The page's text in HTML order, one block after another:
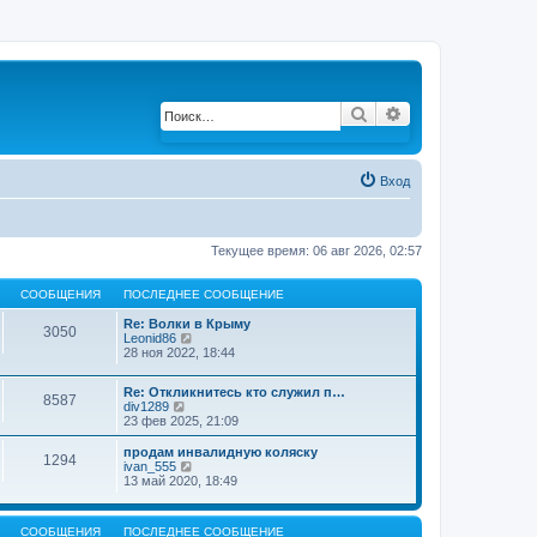
Поиск
Вход
Текущее время: 06 авг 2026, 02:57
СООБЩЕНИЯ ПОСЛЕДНЕЕ СООБЩЕНИЕ
3050
Re: Волки в Крыму
Leonid86
е
е
й
и
к
п
с
е
д
28 ноя 2022, 18:44
8587
Re: Откликнитесь кто служил п…
div1289
е
р
е
й
т
к
п
23 фев 2025, 21:09
1294
продам инвалидную коляску
ivan_555
е
е
13 май 2020, 18:49
СООБЩЕНИЯ ПОСЛЕДНЕЕ СООБЩЕНИЕ